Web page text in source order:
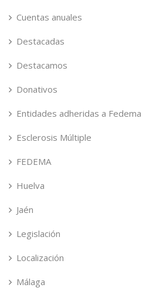
Cuentas anuales
Destacadas
Destacamos
Donativos
Entidades adheridas a Fedema
Esclerosis Múltiple
FEDEMA
Huelva
Jaén
Legislación
Localización
Málaga